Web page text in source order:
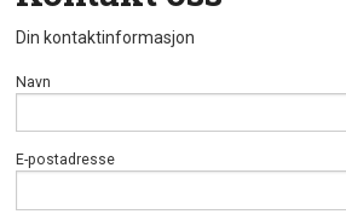
Din kontaktinformasjon
Navn
E-postadresse